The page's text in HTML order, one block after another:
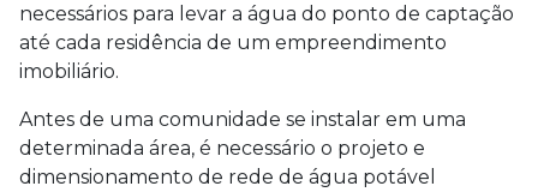
necessários para levar a água do ponto de captação
até cada residência de um empreendimento
imobiliário.
Antes de uma comunidade se instalar em uma
determinada área, é necessário o projeto e
dimensionamento de rede de água potável